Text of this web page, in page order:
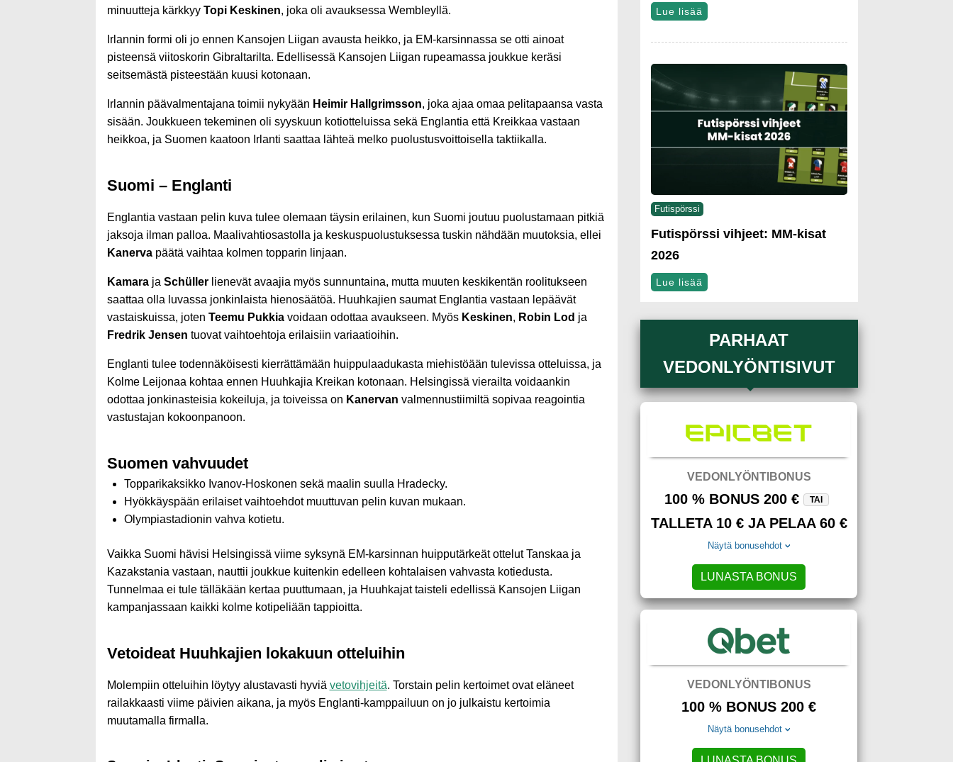
minuutteja kärkkyy Topi Keskinen, joka oli avauksessa Wembleyllä.
Irlannin formi oli jo ennen Kansojen Liigan avausta heikko, ja EM-karsinnassa se otti ainoat
pisteensä viitoskorin Gibraltarilta. Edellisessä Kansojen Liigan rupeamassa joukkue keräsi
seitsemästä pisteestään kuusi kotonaan.
Irlannin päävalmentajana toimii nykyään Heimir Hallgrimsson, joka ajaa omaa pelitapaansa vasta
sisään. Joukkueen tekeminen oli syyskuun kotiotteluissa sekä Englantia että Kreikkaa vastaan
heikkoa, ja Suomen kaatoon Irlanti saattaa lähteä melko puolustusvoittoisella taktiikalla.
Suomi – Englanti
Englantia vastaan pelin kuva tulee olemaan täysin erilainen, kun Suomi joutuu puolustamaan pitkiä
jaksoja ilman palloa. Maalivahtiosastolla ja keskuspuolustuksessa tuskin nähdään muutoksia, ellei
Kanervapäätä vaihtaa kolmen topparin linjaan.
Kamaraja Schüllerlienevät avaajia myös sunnuntaina, mutta muuten keskikentän roolitukseen
saattaa olla luvassa jonkinlaista hienosäätöä. Huuhkajien saumat Englantia vastaan lepäävät
vastaiskuissa, joten Teemu Pukkiavoidaan odottaa avaukseen. Myös Keskinen, Robin Lod ja
Fredrik Jensen tuovat vaihtoehtoja erilaisiin variaatioihin.
Englanti tulee todennäköisesti kierrättämään huippulaadukasta miehistöään tulevissa otteluissa, ja
Kolme Leijonaa kohtaa ennen Huuhkajia Kreikan kotonaan. Helsingissä vierailta voidaankin
odottaa jonkinasteisia kokeiluja, ja toiveissa on Kanervan valmennustiimiltä sopivaa reagointia
vastustajan kokoonpanoon.
Suomen vahvuudet
Topparikaksikko Ivanov-Hoskonen sekä maalin suulla Hradecky.
Hyökkäyspään erilaiset vaihtoehdot muuttuvan pelin kuvan mukaan.
Olympiastadionin vahva kotietu.
Vaikka Suomi hävisi Helsingissä viime syksynä EM-karsinnan huipputärkeät ottelut Tanskaa ja
Kazakstania vastaan, nauttii joukkue kuitenkin edelleen kohtalaisen vahvasta kotiedusta.
Tunnelmaa ei tule tälläkään kertaa puuttumaan, ja Huuhkajat taisteli edellissä Kansojen Liigan
kampanjassaan kaikki kolme kotipeliään tappioitta.
Vetoideat Huuhkajien lokakuun otteluihin
Molempiin otteluihin löytyy alustavasti hyviä vetovihjeitä. Torstain pelin kertoimet ovat eläneet
railakkaasti viime päivien aikana, ja myös Englanti-kamppailuun on jo julkaistu kertoimia
muutamalla firmalla.
Lue lisää
Futispörssi
Futispörssi vihjeet: MM-kisat
2026
Lue lisää
PARHAAT
VEDONLYÖNTISIVUT
VEDONLYÖNTIBONUS
100 % BONUS 200 € TAI
TALLETA 10 € JA PELAA 60 €
Näytä bonusehdot
LUNASTA BONUS
VEDONLYÖNTIBONUS
100 % BONUS 200 €
Näytä bonusehdot